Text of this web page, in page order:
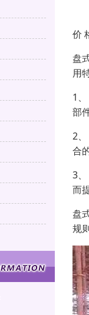
价
盘
用
1
部
2
合
3
而
盘
规